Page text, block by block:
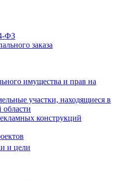
ФЗ
заказа
имущества и прав на
участки, находящиеся в
области
конструкций
и цели